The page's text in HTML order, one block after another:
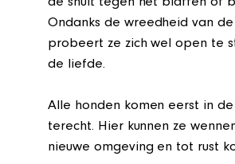
de snuit tegen het blaffen of
Ondanks de wreedheid van de
probeert ze zich wel open te
de liefde.
Alle honden komen eerst in
terecht. Hier kunnen ze
nieuwe omgeving en tot rust